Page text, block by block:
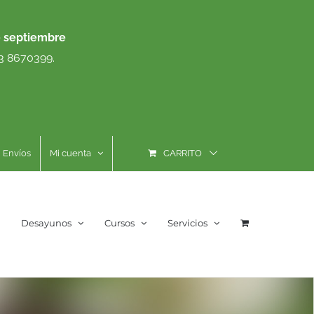
septiembre
8670399.
Envíos Mi cuenta CARRITO
Desayunos Cursos Servicios